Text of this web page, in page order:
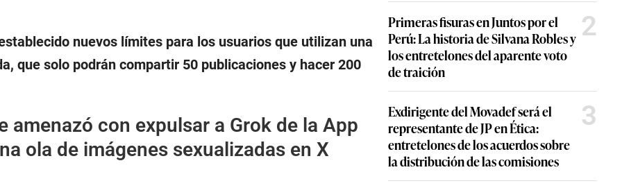
nuevos límites para los usuarios que utilizan una
que solo podrán compartir 50 publicaciones y hacer 200
amenazó con expulsar a Grok de la App
ola de imágenes sexualizadas en X
Primeras fisuras en Juntos por el
Perú: La historia de Silvana Robles y
los entretelones del aparente voto
de traición
2
Exdirigente del Movadef será el
representante de JP en Ética:
entretelones de los acuerdos sobre
la distribución de las comisiones
3